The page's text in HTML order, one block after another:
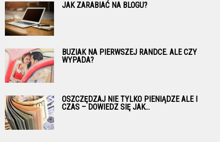
JAK ZARABIAĆ NA BLOGU?
BUZIAK NA PIERWSZEJ RANDCE. ALE CZY
WYPADA?
OSZCZĘDZAJ NIE TYLKO PIENIĄDZE ALE I
CZAS – DOWIEDZ SIĘ JAK...